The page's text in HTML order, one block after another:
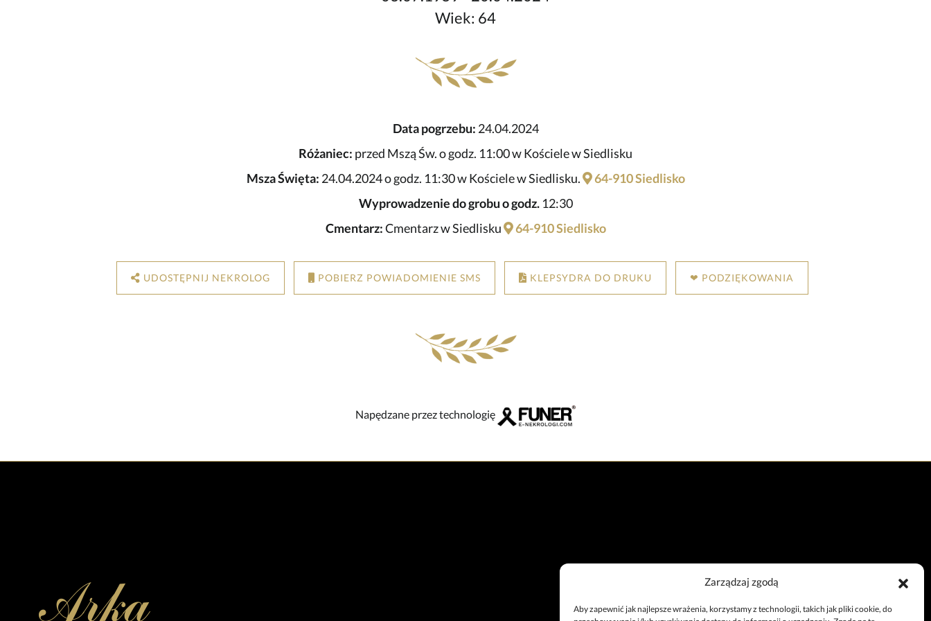
Zarządzaj zgodą
Aby zapewnić jak najlepsze wrażenia, korzystamy z technologii, takich jak pliki cookie, do
Wiek: 64
Data pogrzebu: 24.04.2024
Różaniec: przed Mszą Św. o godz. 11:00 w Kościele w Siedlisku
Msza Święta: 24.04.2024 o godz. 11:30 w Kościele w Siedlisku.
64-910 Siedlisko
Wyprowadzenie do grobu o godz.12:30
Cmentarz:Cmentarz w Siedlisku 64-910 Siedlisko
UDOSTĘPNIJ NEKROLOG POBIERZ POWIADOMIENIE SMS KLEPSYDRA DO DRUKU ❤ PODZIĘKOWANIA
Napędzane przez technologię
Całodobowy telefon